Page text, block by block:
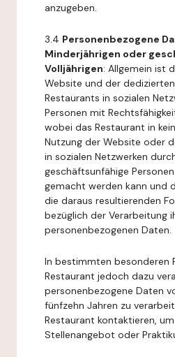
anzugeben.
3.4 Personenbezogene
Minderjährigen oder
Volljährigen: Allgemein ist
Website und der
Restaurants in sozialen
Personen mit
wobei das Restaurant in
Nutzung der Website oder
in sozialen Netzwerken
geschäftsunfähige
gemacht werden kann und
die daraus resultierenden
bezüglich der Verarbeitung
personenbezogenen Daten.
In bestimmten besonderen
Restaurant jedoch dazu
personenbezogene Daten
fünfzehn Jahren zu
Restaurant kontaktieren,
Stellenangebot oder